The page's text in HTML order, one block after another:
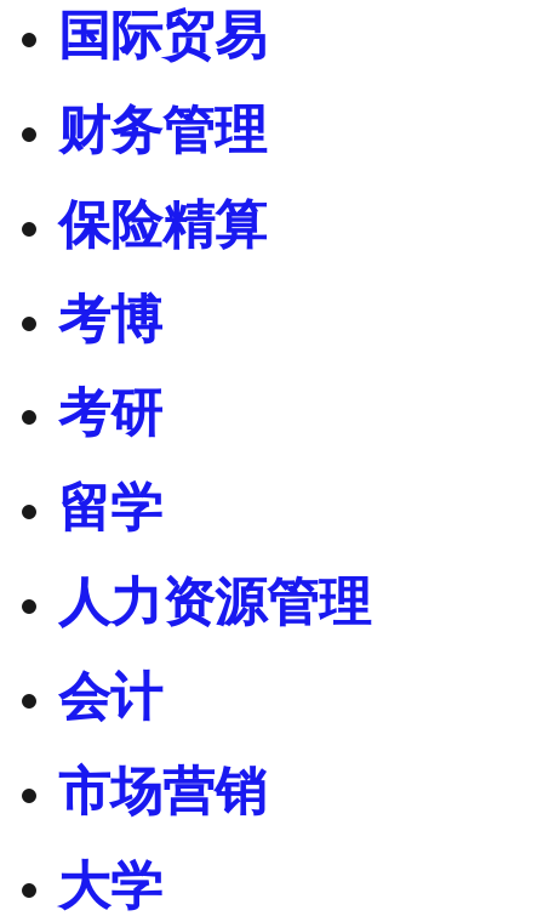
国际贸易
财务管理
保险精算
考博
考研
留学
人力资源管理
会计
市场营销
大学